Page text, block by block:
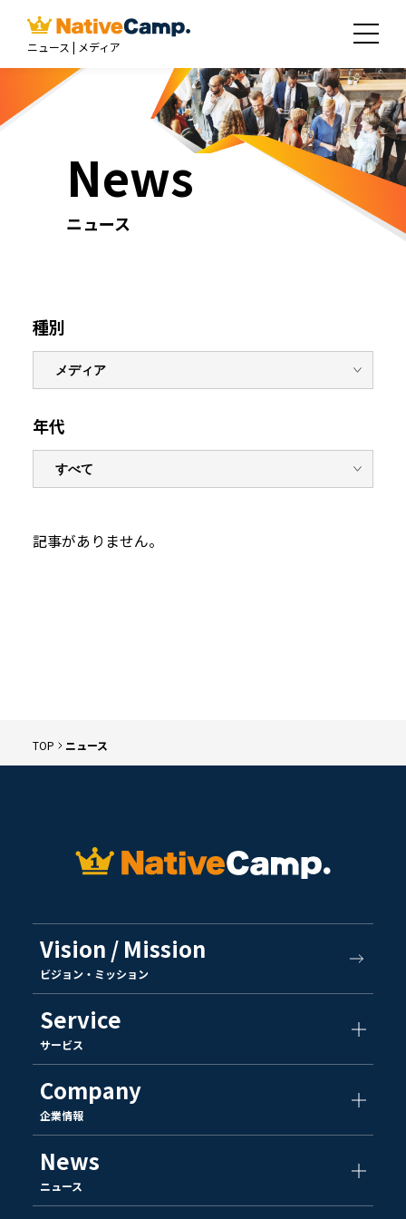
ニュース | メディア
News
ニュース
種別
年代
記事がありません。
TOP ニュース
Vision / Mission
ビジョン・ミッション
Service
サービス
Company
企業情報
News
ニュース